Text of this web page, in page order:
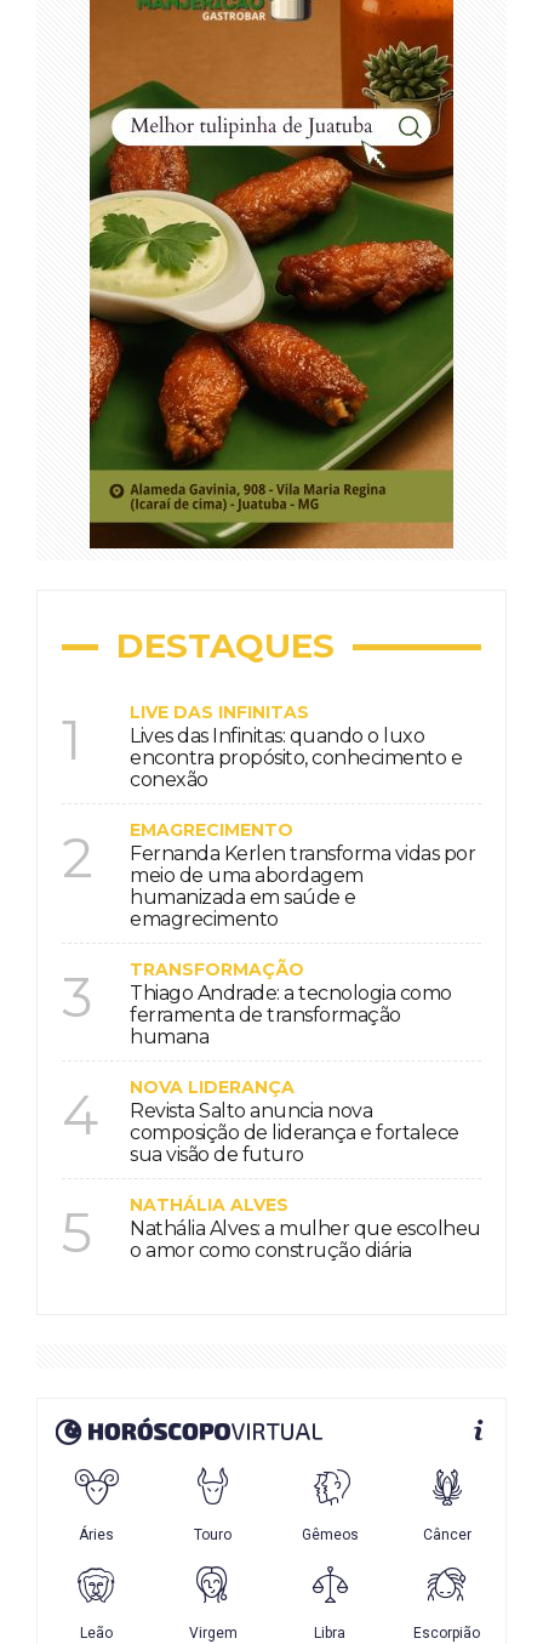
DESTAQUES
1 LIVE DAS INFINITAS
Lives das Infinitas: quando o luxo
encontra propósito, conhecimento e
conexão
2 EMAGRECIMENTO
Fernanda Kerlen transforma vidas por
meio de uma abordagem
humanizada em saúde e
emagrecimento
3 TRANSFORMAÇÃO
Thiago Andrade: a tecnologia como
ferramenta de transformação
humana
4 NOVA LIDERANÇA
Revista Salto anuncia nova
composição de liderança e fortalece
sua visão de futuro
5 NATHÁLIA ALVES
Nathália Alves: a mulher que escolheu
o amor como construção diária